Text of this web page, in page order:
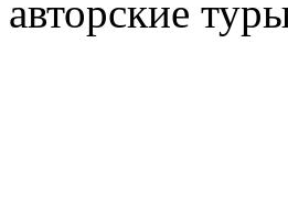
авторские